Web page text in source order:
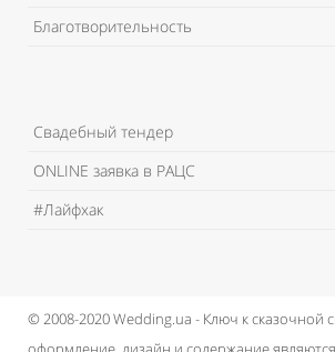
Благотворительность
Свадебный тендер
ONLINE заявка в РАЦС
#Лайфхак
© 2008-2020 Wedding.ua - Ключ к сказочной